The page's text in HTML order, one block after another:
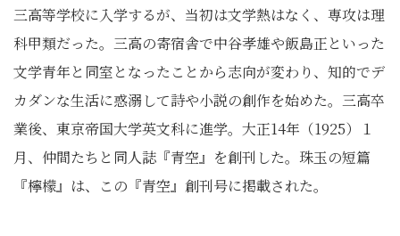
三高等学校に入学するが、当初は文学熱はなく、専攻は理
科甲類だった。三高の寄宿舎で中谷孝雄や飯島正といった
文学青年と同室となったことから志向が変わり、知的でデ
カダンな生活に惑溺して詩や小説の創作を始めた。三高卒
業後、東京帝国大学英文科に進学。大正14年（1925）１
月、仲間たちと同人誌『青空』を創刊した。珠玉の短篇
『檸檬』は、この『青空』創刊号に掲載された。